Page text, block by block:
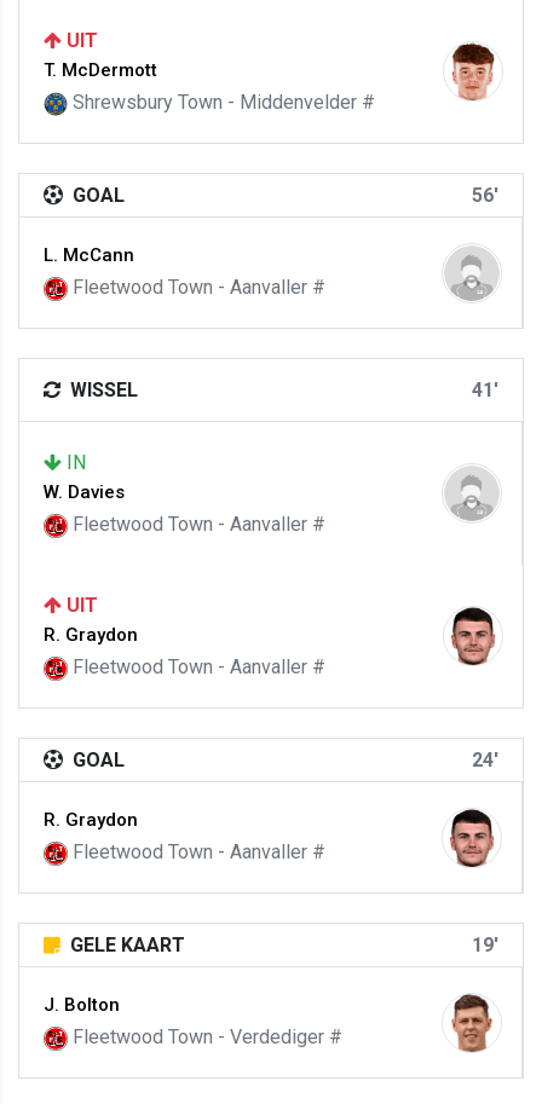
UIT
T. McDermott
Shrewsbury Town - Middenvelder #
GOAL 56'
L. McCann
Fleetwood Town - Aanvaller #
WISSEL 41'
IN
W. Davies
Fleetwood Town - Aanvaller #
UIT
R. Graydon
Fleetwood Town - Aanvaller #
GOAL 24'
R. Graydon
Fleetwood Town - Aanvaller #
GELE KAART 19'
J. Bolton
Fleetwood Town - Verdediger #